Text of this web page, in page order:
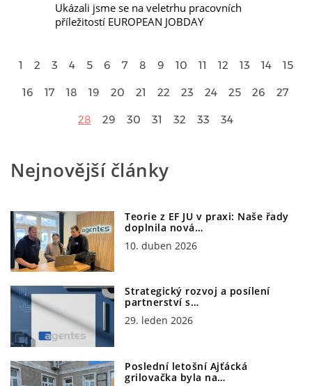
Ukázali jsme se na veletrhu pracovních
příležitostí EUROPEAN JOBDAY
1 2 3 4 5 6 7 8 9 10 11 12 13 14 15
16 17 18 19 20 21 22 23 24 25 26 27
28 29 30 31 32 33 34
Nejnovější články
Teorie z EF JU v praxi: Naše řady
doplnila nová…
10. duben 2026
Strategický rozvoj a posílení
partnerství s…
29. leden 2026
Poslední letošní Ajťácká
grilovačka byla na…